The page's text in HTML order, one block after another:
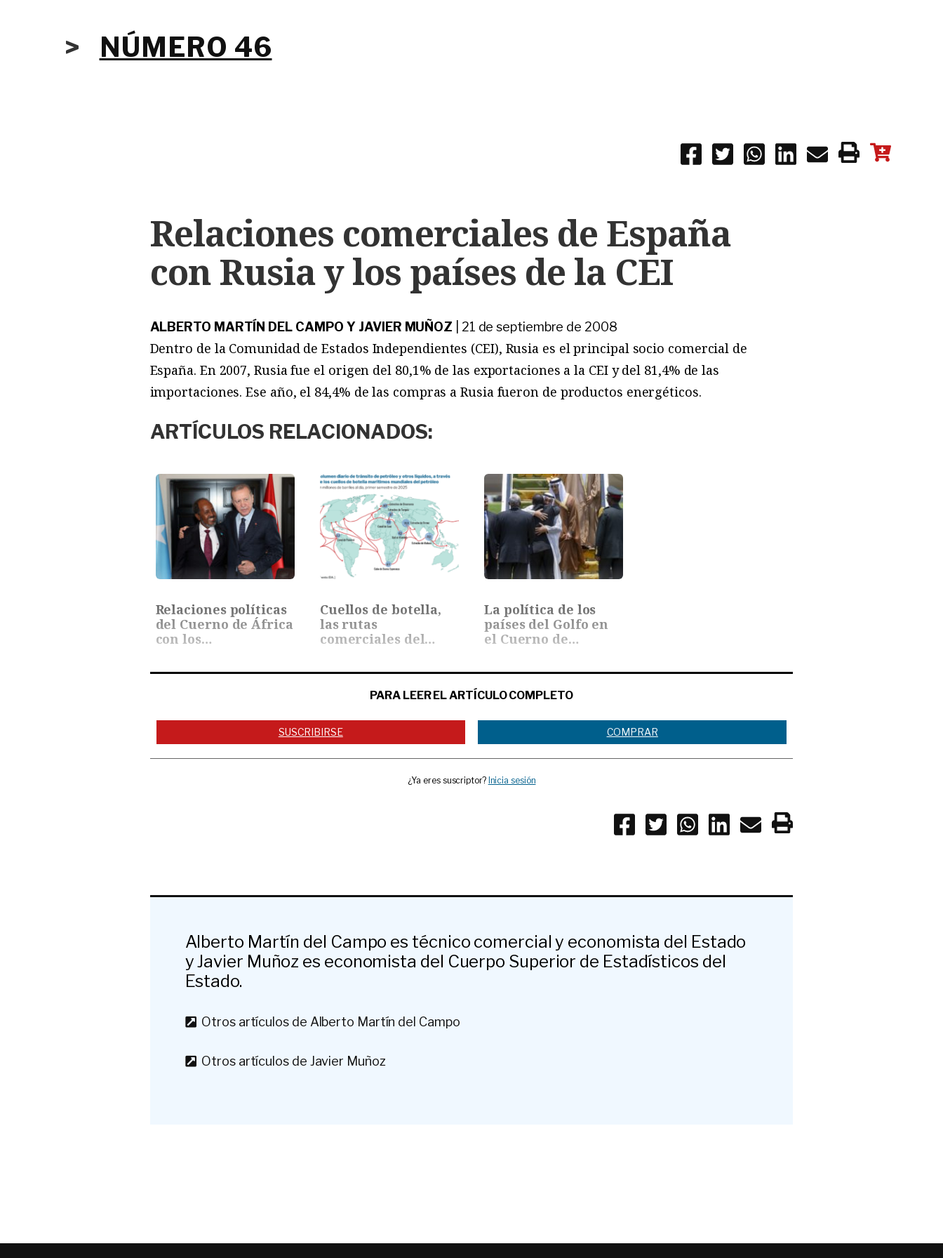
> NÚMERO 46
Relaciones comerciales de España
con Rusia y los países de la CEI
ALBERTO MARTÍN DEL CAMPO Y JAVIER MUÑOZ 21 de septiembre de 2008
Dentro de la Comunidad de Estados Independientes (CEI), Rusia es el principal socio comercial de
España. En 2007, Rusia fue el origen del 80,1% de las exportaciones a la CEI y del 81,4% de las
importaciones. Ese año, el 84,4% de las compras a Rusia fueron de productos energéticos.
ARTÍCULOS RELACIONADOS:
Relaciones políticas
del Cuerno de África
con los…
Cuellos de botella,
las rutas
comerciales del
La política de los
países del Golfo en
el Cuerno de…
PARA LEER EL ARTÍCULO COMPLETO
SUSCRIBIRSE COMPRAR
¿Ya eres suscriptor? Inicia sesión
Alberto Martín del Campo es técnico comercial y economista del Estado
y Javier Muñoz es economista del Cuerpo Superior de Estadísticos del
Estado.
Otros artículos de Alberto Martín del Campo
Otros artículos de Javier Muñoz